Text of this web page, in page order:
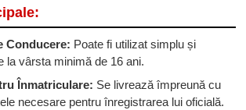
Conducere: Poate fi utilizat simplu și
la vârsta minimă de 16 ani.
Înmatriculare: Se livrează împreună cu
necesare pentru înregistrarea lui oficială.